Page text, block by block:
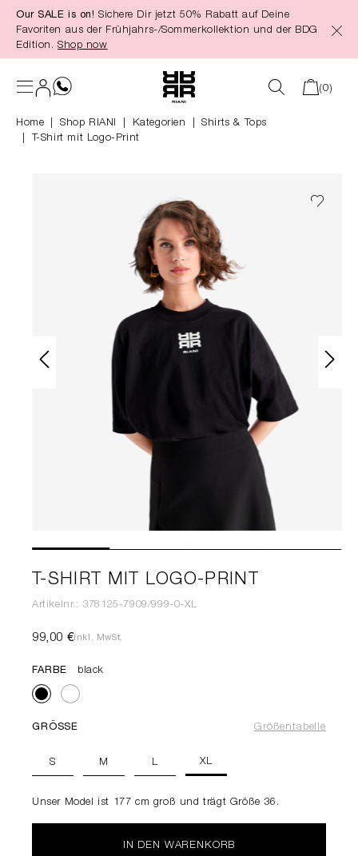
springen
Our SALE is on! Sichere Dir jetzt 50% Rabatt auf Deine
Favoriten aus der Frühjahrs-/Sommerkollektion und der BDG
Edition. Shop now
(0)
Home Shop RIANI Kategorien
Shirts & Tops
T-Shirt mit Logo-Print
T-SHIRT MIT LOGO-PRINT
Artikelnr.: 378125-7909/999-0-XL
99,00 €inkl. MwSt.
FARBE black
GRÖSSE Größentabelle
S M L XL
Unser Model ist 177 cm groß und trägt Größe 36.
IN DEN WARENKORB